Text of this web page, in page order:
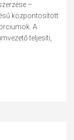
–
központosított
A
teljesíti,